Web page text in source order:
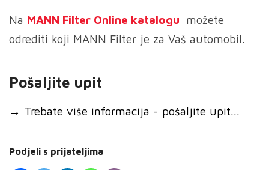
Na MANN Filter Online katalogu možete
odrediti koji MANN Filter je za Vaš automobil.
Pošaljite upit
→ Trebate više informacija - pošaljite upit...
Podjeli s prijateljima